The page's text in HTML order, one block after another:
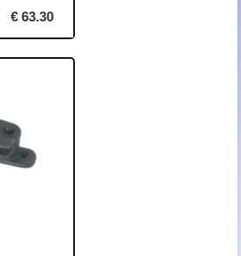
€ 63.30